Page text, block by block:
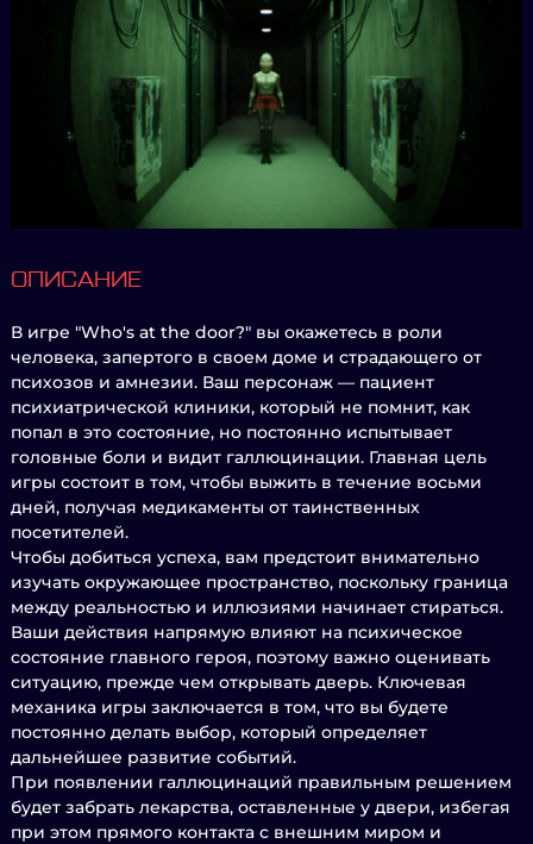
ОПИСАНИЕ
В игре "Who's at the door?" вы окажетесь в роли
человека, запертого в своем доме и страдающего от
психозов и амнезии. Ваш персонаж — пациент
психиатрической клиники, который не помнит, как
попал в это состояние, но постоянно испытывает
головные боли и видит галлюцинации. Главная цель
игры состоит в том, чтобы выжить в течение восьми
дней, получая медикаменты от таинственных
посетителей.
Чтобы добиться успеха, вам предстоит внимательно
изучать окружающее пространство, поскольку граница
между реальностью и иллюзиями начинает стираться.
Ваши действия напрямую влияют на психическое
состояние главного героя, поэтому важно оценивать
ситуацию, прежде чем открывать дверь. Ключевая
механика игры заключается в том, что вы будете
постоянно делать выбор, который определяет
дальнейшее развитие событий.
При появлении галлюцинаций правильным решением
будет забрать лекарства, оставленные у двери, избегая
при этом прямого контакта с внешним миром и